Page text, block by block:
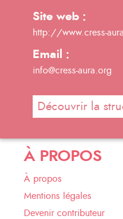
Site web :
http://www.cress-
Email :
info@cress-aura.org
Découvrir la
À PROPOS
À propos
Mentions légales
Devenir contributeur